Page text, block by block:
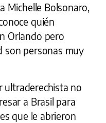
Michelle Bolsonaro,
quién
Orlando pero
son personas muy
ultraderechista no
a Brasil para
que le abrieron